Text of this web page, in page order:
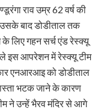
राव उम्र 62 वर्ष की
बाद डोडीताल तक
लिए गहन सर्च एंड रेस्क्यू
इस आपरेशन में रेस्क्यू टीम
एनआरआइ को डोडीताल
भटक जाने के कारण
ने उन्हें भैरव मंदिर से आगे